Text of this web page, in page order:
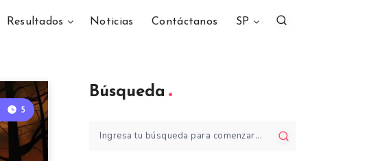
Resultados Noticias Contáctanos SP
5
Búsqueda